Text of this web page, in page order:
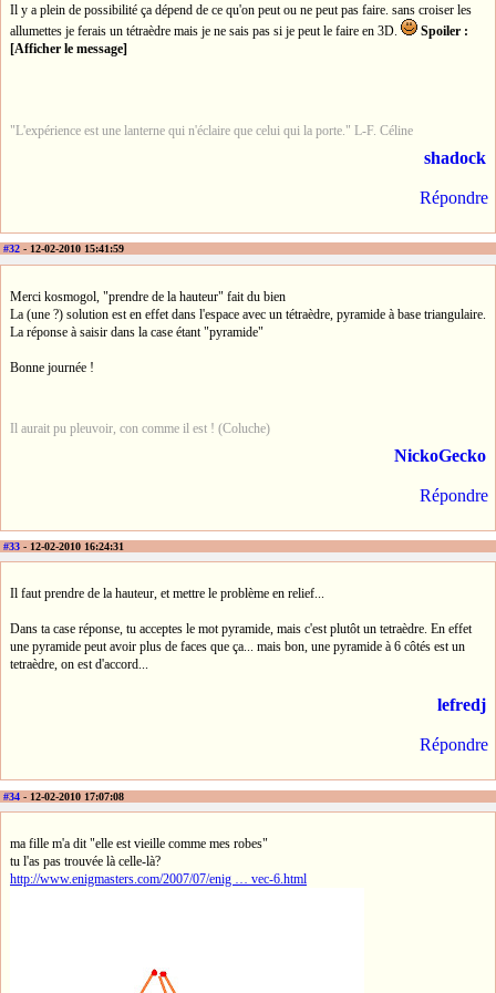
Il y a plein de possibilité ça dépend de ce qu'on peut ou ne peut pas faire. sans croiser les
allumettes je ferais un tétraèdre mais je ne sais pas si je peut le faire en 3D.
Spoiler :
[Afficher le message]
"L'expérience est une lanterne qui n'éclaire que celui qui la porte." L-F. Céline
shadock
Répondre
#32 - 12-02-2010 15:41:59
Merci kosmogol, "prendre de la hauteur" fait du bien
La (une ?) solution est en effet dans l'espace avec un tétraèdre, pyramide à base triangulaire.
La réponse à saisir dans la case étant "pyramide"
Bonne journée !
Il aurait pu pleuvoir, con comme il est ! (Coluche)
NickoGecko
Répondre
#33 - 12-02-2010 16:24:31
Il faut prendre de la hauteur, et mettre le problème en relief...
Dans ta case réponse, tu acceptes le mot pyramide, mais c'est plutôt un tetraèdre. En effet
une pyramide peut avoir plus de faces que ça... mais bon, une pyramide à 6 côtés est un
tetraèdre, on est d'accord...
lefredj
Répondre
#34 - 12-02-2010 17:07:08
ma fille m'a dit "elle est vieille comme mes robes"
tu l'as pas trouvée là celle-là?
http://www.enigmasters.com/2007/07/enig … vec-6.html